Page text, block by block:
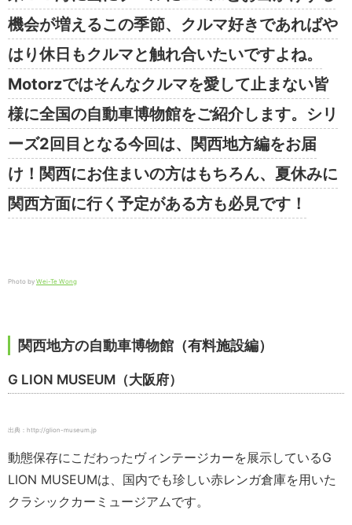
機会が増えるこの季節、クルマ好きであればや
はり休日もクルマと触れ合いたいですよね。
Motorzではそんなクルマを愛して止まない皆
様に全国の自動車博物館をご紹介します。シリ
ーズ2回目となる今回は、関西地方編をお届
け！関西にお住まいの方はもちろん、夏休みに
関西方面に行く予定がある方も必見です！
Photo by Wei-Te Wong
関西地方の自動車博物館（有料施設編）
G LION MUSEUM（大阪府）
出典：http://glion-museum.jp
動態保存にこだわったヴィンテージカーを展示しているG
LION MUSEUMは、国内でも珍しい赤レンガ倉庫を用いた
クラシックカーミュージアムです。